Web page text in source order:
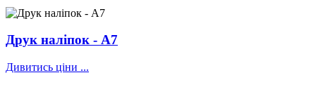
Друк наліпок - А7
Дивитись ціни ...